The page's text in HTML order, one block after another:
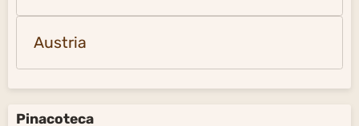
Austria
Pinacoteca